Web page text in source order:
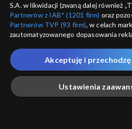
Leksykon PRL
Pieśni masowe, czyli
komunistyczne worksongi
S.A. w likwidacji (zwaną dalej również
Partnerów z IAB* (1201 firm) oraz
Partnerów TVP (93 firm), w celach
zautomatyzowanego dopasowania
które wskazujemy poniżej, a także
przez nas identyfikatora PPID do
Twoje dane osobowe zbierane
Ciebie naszych
poszczególnych
„Portalem”, w tym informacje
Ustawienia
Akceptuję i